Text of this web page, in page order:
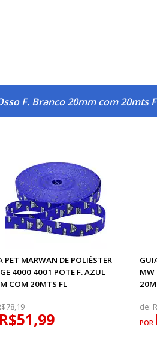
F. Branco 20mm com 20mts
PET MARWAN DE POLIÉSTER
4000 4001 POTE F. AZUL
COM 20MTS FL
R$51,99
MW
de:
POR